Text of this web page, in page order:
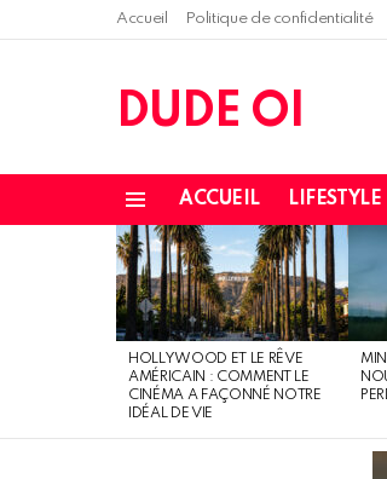
Accueil Politique de confidentialité
DUDE OI
ACCUEIL LIFESTYLE
LATEST
STORIES
HOLLYWOOD ET LE RÊVE
AMÉRICAIN : COMMENT LE
CINÉMA A FAÇONNÉ NOTRE
IDÉAL DE VIE